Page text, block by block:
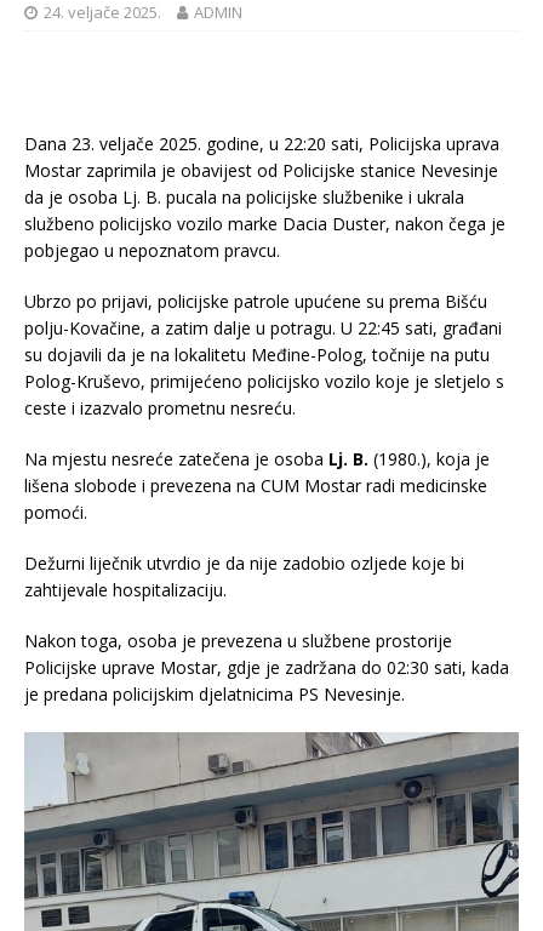
24. veljače 2025. ADMIN
Dana 23. veljače 2025. godine, u 22:20 sati, Policijska uprava
Mostar zaprimila je obavijest od Policijske stanice Nevesinje
da je osoba Lj. B. pucala na policijske službenike i ukrala
službeno policijsko vozilo marke Dacia Duster, nakon čega je
pobjegao u nepoznatom pravcu.
Ubrzo po prijavi, policijske patrole upućene su prema Bišću
polju-Kovačine, a zatim dalje u potragu. U 22:45 sati, građani
su dojavili da je na lokalitetu Međine-Polog, točnije na putu
Polog-Kruševo, primijećeno policijsko vozilo koje je sletjelo s
ceste i izazvalo prometnu nesreću.
Na mjestu nesreće zatečena je osoba Lj. B. (1980.), koja je
lišena slobode i prevezena na CUM Mostar radi medicinske
pomoći.
Dežurni liječnik utvrdio je da nije zadobio ozljede koje bi
zahtijevale hospitalizaciju.
Nakon toga, osoba je prevezena u službene prostorije
Policijske uprave Mostar, gdje je zadržana do 02:30 sati, kada
je predana policijskim djelatnicima PS Nevesinje.